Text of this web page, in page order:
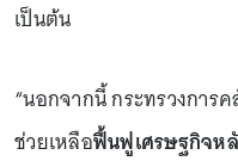
เป็นต้น
“นอกจากนี้ กระทรวงการ
ช่วยเหลือฟื้นฟูเศรษฐกิจห